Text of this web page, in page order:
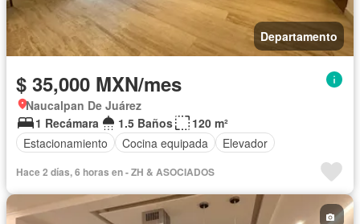
Departamento
$ 35,000 MXN/mes
Naucalpan De Juárez
1 Recámara
1.5 Baños
120 m²
Estacionamiento
Cocina equipada Elevador
Hace 2 días, 6 horas en - ZH & ASOCIADOS